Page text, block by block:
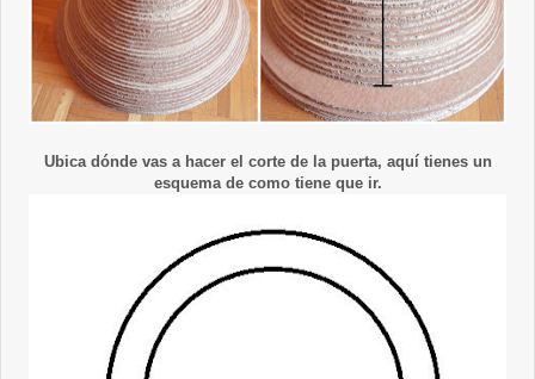
Ubica dónde vas a hacer el corte de la puerta, aquí tienes un
esquema de como tiene que ir.